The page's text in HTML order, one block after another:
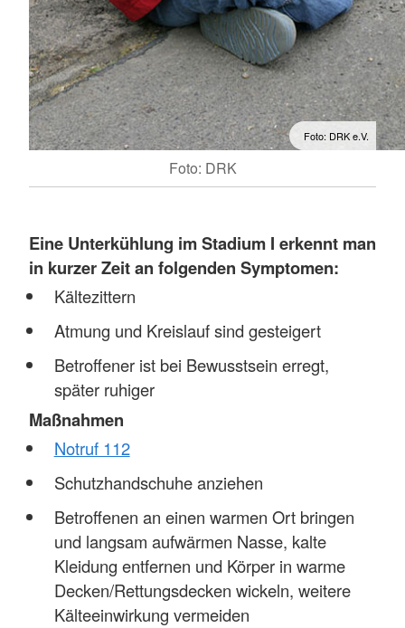
Foto: DRK e.V.
Foto: DRK
Eine Unterkühlung im Stadium I erkennt man
in kurzer Zeit an folgenden Symptomen:
Kältezittern
Atmung und Kreislauf sind gesteigert
Betroffener ist bei Bewusstsein erregt,
später ruhiger
Maßnahmen
Notruf 112
Schutzhandschuhe anziehen
Betroffenen an einen warmen Ort bringen
und langsam aufwärmen Nasse, kalte
Kleidung entfernen und Körper in warme
Decken/Rettungsdecken wickeln, weitere
Kälteeinwirkung vermeiden